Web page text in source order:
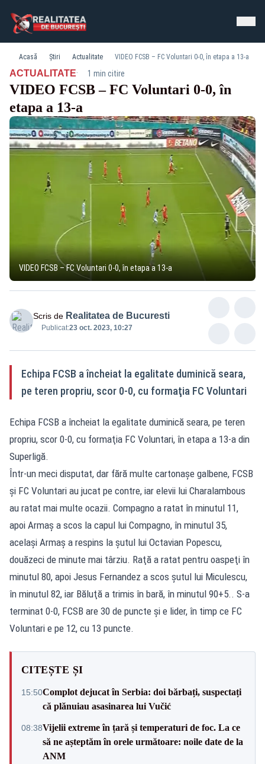
Acasă Știri Actualitate VIDEO FCSB – FC Voluntari 0-0, în etapa a 13-a
ACTUALITATE· 1 min citire
VIDEO FCSB – FC Voluntari 0-0, în
etapa a 13-a
VIDEO FCSB – FC Voluntari 0-0, în etapa a 13-a
Scris de Realitatea de Bucuresti
Publicat:23 oct. 2023, 10:27
Echipa FCSB a încheiat la egalitate duminică seara,
pe teren propriu, scor 0-0, cu formaţia FC Voluntari
Echipa FCSB a încheiat la egalitate duminică seara, pe teren
propriu, scor 0-0, cu formaţia FC Voluntari, în etapa a 13-a din
Superligă.
Într-un meci disputat, dar fără multe cartonaşe galbene, FCSB
şi FC Voluntari au jucat pe contre, iar elevii lui Charalambous
au ratat mai multe ocazii. Compagno a ratat în minutul 11,
apoi Armaş a scos la capul lui Compagno, în minutul 35,
acelaşi Armaş a respins la şutul lui Octavian Popescu,
douăzeci de minute mai târziu. Raţă a ratat pentru oaspeţi în
minutul 80, apoi Jesus Fernandez a scos şutul lui Miculescu,
în minutul 82, iar Băluţă a trimis în bară, în minutul 90+5.. S-a
terminat 0-0, FCSB are 30 de puncte şi e lider, în timp ce FC
Voluntari e pe 12, cu 13 puncte.
CITEȘTE ȘI
15:50Complot dejucat în Serbia: doi bărbați, suspectați
că plănuiau asasinarea lui Vučić
08:38Vijelii extreme în țară și temperaturi de foc. La ce
să ne așteptăm în orele următoare: noile date de la
ANM